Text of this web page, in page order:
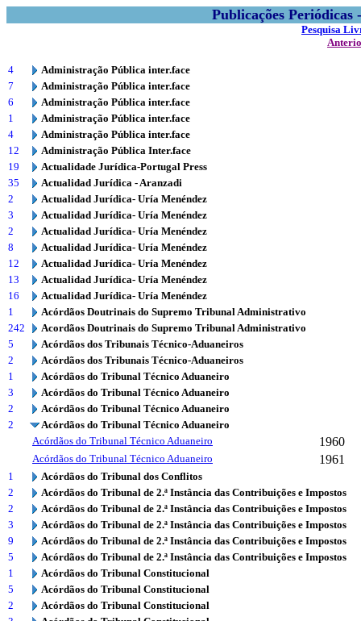
Publicações
Pesquisa
4
Administração Pública inter.face
7
Administração Pública inter.face
6
Administração Pública inter.face
1
Administração Pública inter.face
4
Administração Pública inter.face
12
Administração Pública Inter.face
19
Actualidade Jurídica-Portugal Press
35
Actualidad Jurídica - Aranzadi
2
Actualidad Jurídica- Uría Menéndez
3
Actualidad Jurídica- Uría Menéndez
2
Actualidad Jurídica- Uría Menéndez
8
Actualidad Jurídica- Uría Menéndez
12
Actualidad Jurídica- Uría Menéndez
13
Actualidad Jurídica- Uría Menéndez
16
Actualidad Jurídica- Uría Menéndez
1
Acórdãos Doutrinais do Supremo Tribunal Administrativo
242
Acordãos Doutrinais do Supremo Tribunal Administrativo
5
Acórdãos dos Tribunais Técnico-Aduaneiros
2
Acórdãos dos Tribunais Técnico-Aduaneiros
1
Acórdãos do Tribunal Técnico Aduaneiro
3
Acórdãos do Tribunal Técnico Aduaneiro
2
Acórdãos do Tribunal Técnico Aduaneiro
2
Acórdãos do Tribunal Técnico Aduaneiro
Acórdãos do Tribunal Técnico Aduaneiro
1960
Acórdãos do Tribunal Técnico Aduaneiro 1961
1
Acórdãos do Tribunal dos Conflitos
2
Acórdãos do Tribunal de 2.ª Instância das Contribuições e Impostos
2
Acórdãos do Tribunal de 2.ª Instância das Contribuições e Impostos
3
Acórdãos do Tribunal de 2.ª Instância das Contribuições e Impostos
9
Acórdãos do Tribunal de 2.ª Instância das Contribuições e Impostos
5
Acórdãos do Tribunal de 2.ª Instância das Contribuições e Impostos
1
Acórdãos do Tribunal Constitucional
5
Acórdãos do Tribunal Constitucional
2
Acórdãos do Tribunal Constitucional